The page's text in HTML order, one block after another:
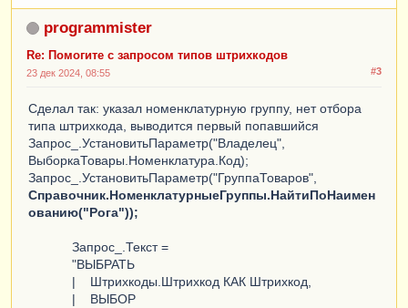
|ГДЕ
|
& Владелец ";
programmister
Re: Помогите с запросом типов штрихкодов
#3
23 дек 2024, 08:55
Сделал так: указал номенклатурную группу, нет отбора
типа штрихкода, выводится первый попавшийся
Запрос_.УстановитьПараметр("Владелец",
ВыборкаТовары.Номенклатура.Код);
Запрос_.УстановитьПараметр("ГруппаТоваров",
Справочник.НоменклатурныеГруппы.НайтиПоНаимен
ованию("Рога"));
Запрос_.Текст =
"ВЫБРАТЬ
| Штрихкоды.Штрихкод КАК Штрихкод,
| ВЫБОР